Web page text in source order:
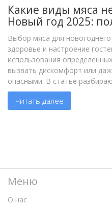
Какие виды мяса
Новый год 2025:
Выбор мяса для
здоровье и настроение
использования
вызвать дискомфорт или
опасными. В статье
мяса и обсуждаются советы
вкусных блюд. Узнайте,
праздничного меню. А также
Читать далее
Меню
О нас